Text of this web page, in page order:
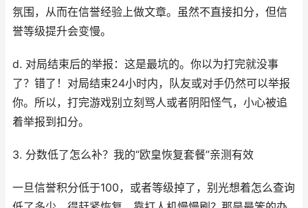
氛围，从而在信誉经验上做文章。虽然不直接扣分，但信
誉等级提升会变慢。
d. 对局结束后的举报：这是最坑的。你以为打完就没事
了？错了！对局结束24小时内，队友或对手仍然可以举报
你。所以，打完游戏别立刻骂人或者阴阳怪气，小心被追
着举报到扣分。
3. 分数低了怎么补？我的“欧皇恢复套餐”亲测有效
一旦信誉积分低于100，或者等级掉了，别光想着怎么查询